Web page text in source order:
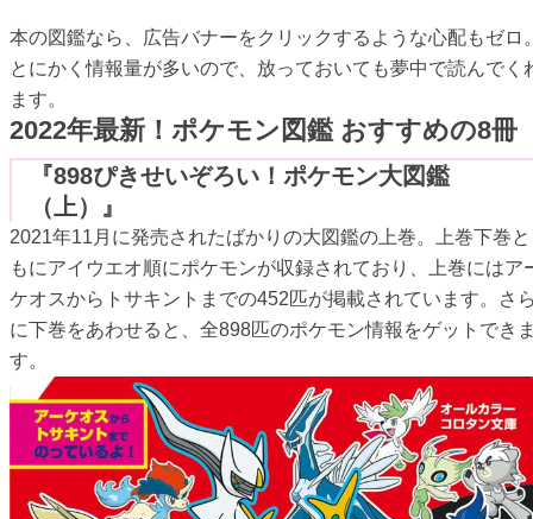
本の図鑑なら、広告バナーをクリックするような心配もゼロ
とにかく情報量が多いので、放っておいても夢中で読んでく
ます。
2022年最新！ポケモン図鑑 おすすめの8冊
『898ぴきせいぞろい！ポケモン大図鑑
（上）』
2021年11月に発売されたばかりの大図鑑の上巻。上巻下巻と
もにアイウエオ順にポケモンが収録されており、上巻にはア
ケオスからトサキントまでの452匹が掲載されています。さ
に下巻をあわせると、全898匹のポケモン情報をゲットでき
す。